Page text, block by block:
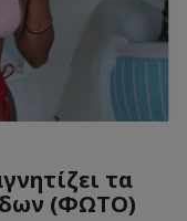
τα
(ΦΩΤΟ)